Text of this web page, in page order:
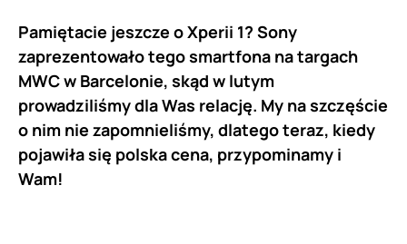
Pamiętacie jeszcze o Xperii 1? Sony
zaprezentowało tego smartfona na targach
MWC w Barcelonie, skąd w lutym
prowadziliśmy dla Was relację. My na szczęście
o nim nie zapomnieliśmy, dlatego teraz, kiedy
pojawiła się polska cena, przypominamy i
Wam!